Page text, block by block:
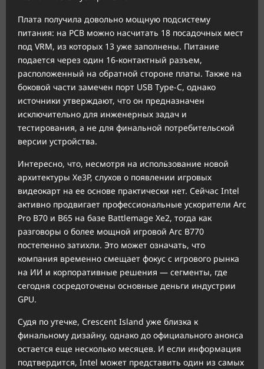
Плата получила довольно мощную подсистему
питания: на PCB можно насчитать 18 посадочных мест
под VRM, из которых 13 уже заполнены. Питание
подается через один 16-контактный разъем,
расположенный на обратной стороне платы. Также на
боковой части замечен порт USB Type-C, однако
источники утверждают, что он предназначен
исключительно для инженерных задач и
тестирования, а не для финальной потребительской
версии устройства.
Интересно, что, несмотря на использование новой
архитектуры Xe3P, слухов о появлении игровых
видеокарт на ее основе практически нет. Сейчас Intel
активно продвигает профессиональные ускорители Arc
Pro B70 и B65 на базе Battlemage Xe2, тогда как
разговоры о более мощной игровой Arc B770
постепенно затихли. Это может означать, что
компания временно смещает фокус с игрового рынка
на ИИ и корпоративные решения — сегменты, где
сегодня сосредоточены основные деньги индустрии
GPU.
Судя по утечке, Crescent Island уже близка к
финальному дизайну, однако до официального анонса
остается еще несколько месяцев. И если информация
подтвердится, Intel может представить один из самых